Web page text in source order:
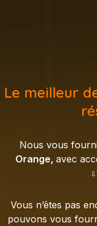
Le meilleur
Nous vous
Orange, avec
Vous n’êtes pas
pouvons vous